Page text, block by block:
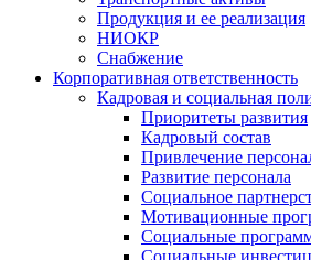
Продукция и ее реализация
НИОКР
Снабжение
Корпоративная ответственность
Кадровая и социальная
Приоритеты развития
Кадровый состав
Привлечение
Развитие персонала
Социальное
Мотивационные
Социальные
Социальные